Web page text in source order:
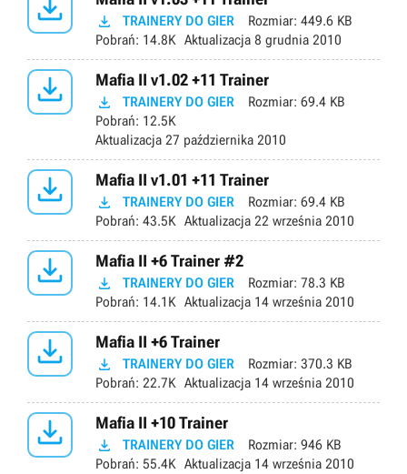
 TRAINERY DO GIER Rozmiar: 449.6 KB
Pobrań: 14.8K Aktualizacja 8 grudnia 2010
 Mafia II v1.02 +11 Trainer
 TRAINERY DO GIER Rozmiar: 69.4 KB
Pobrań: 12.5K
Aktualizacja 27 października 2010
 Mafia II v1.01 +11 Trainer
 TRAINERY DO GIER Rozmiar: 69.4 KB
Pobrań: 43.5K Aktualizacja 22 września 2010
 Mafia II +6 Trainer #2
 TRAINERY DO GIER Rozmiar: 78.3 KB
Pobrań: 14.1K Aktualizacja 14 września 2010
 Mafia II +6 Trainer
 TRAINERY DO GIER Rozmiar: 370.3 KB
Pobrań: 22.7K Aktualizacja 14 września 2010
 Mafia II +10 Trainer
 TRAINERY DO GIER Rozmiar: 946 KB
Pobrań: 55.4K Aktualizacja 14 września 2010